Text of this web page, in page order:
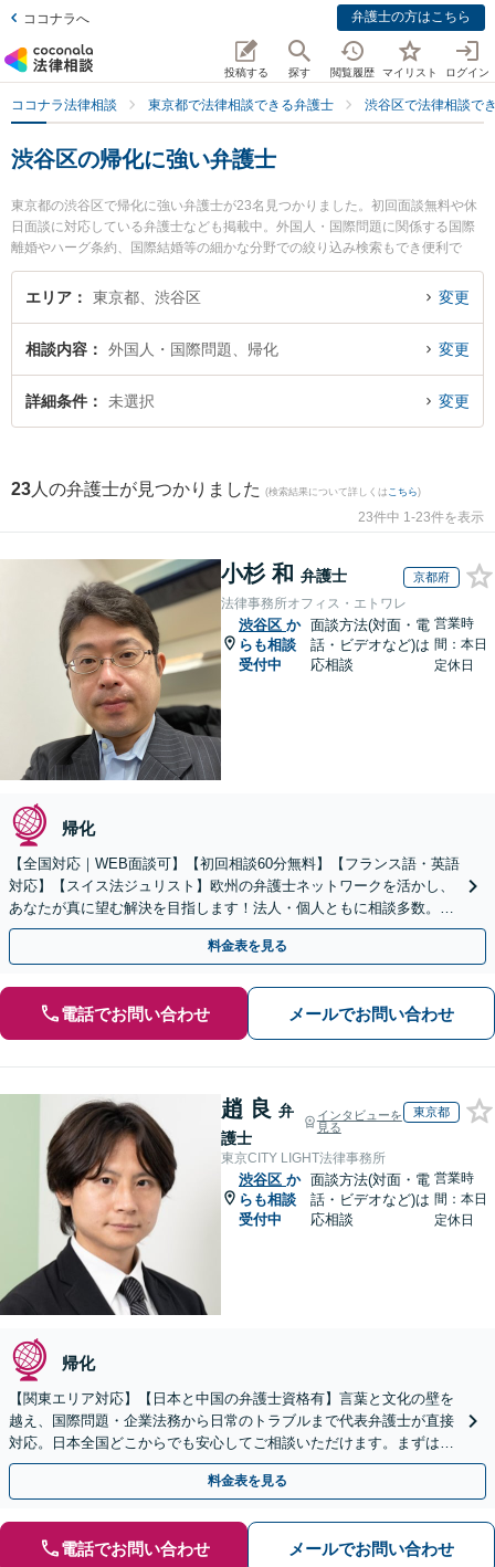
ココナラへ 弁護士の方はこちら
投稿する 探す 閲覧履歴 マイリスト ログイン
ココナラ法律相談 東京都で法律相談できる弁護士 渋谷区で法律相談で
渋谷区の帰化に強い弁護士
東京都の渋谷区で帰化に強い弁護士が23名見つかりました。初回面談無料や休
日面談に対応している弁護士なども掲載中。外国人・国際問題に関係する国際
離婚やハーグ条約、国際結婚等の細かな分野での絞り込み検索もでき便利で
す。特にマネテック法律税務事務所の朝倉 誠弁護士やエイトフォース法律事務
所の荒木 謙人弁護士、弁護士法人新都法律事務所 東京事務所の都 裕記弁護士
のトラブル解決の実績豊富な近くの弁護士を検索したい』『初回相談無料で帰
化を法律相談できる渋谷区内の弁護士に相談予約したい』などでお困りの相談
者さんにおすすめです。
エリア 東京都、渋谷区 変更
相談内容 外国人・国際問題、帰化 変更
詳細条件 未選択 変更
23 人の弁護士が見つかりました (検索結果について詳しくは こちら)
23件中 1-23件を表示
小杉 和 弁護士 京都府
法律事務所オフィス・エトワレ
渋谷区 か
らも相談
受付中
面談方法(対面・電
話・ビデオなど)は
応相談
営業時
間：本日
定休日
帰化
【全国対応｜WEB面談可】【初回相談60分無料】【フランス語・英語
対応】【スイス法ジュリスト】欧州の弁護士ネットワークを活かし、
あなたが真に望む解決を目指します！法人・個人ともに相談多数。細
やかな連絡と粘り強い交渉を徹底【休日・夜間相談可】
料金表を見る
電話でお問い合わせ メールでお問い合わせ
趙 良 弁
護士
インタビューを
見る
東京都
東京CITY LIGHT法律事務所
渋谷区 か
らも相談
受付中
面談方法(対面・電
話・ビデオなど)は
応相談
営業時
間：本日
定休日
帰化
【関東エリア対応】【日本と中国の弁護士資格有】言葉と文化の壁を
越え、国際問題・企業法務から日常のトラブルまで代表弁護士が直接
対応。日本全国どこからでも安心してご相談いただけます。まずは一
歩を踏み出してみませんか。【初回相談無料】
料金表を見る
電話でお問い合わせ メールでお問い合わせ